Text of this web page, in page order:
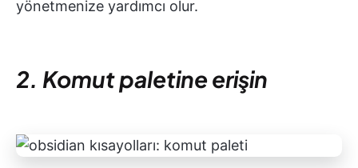
yönetmenize yardımcı olur.
2. Komut paletine erişin